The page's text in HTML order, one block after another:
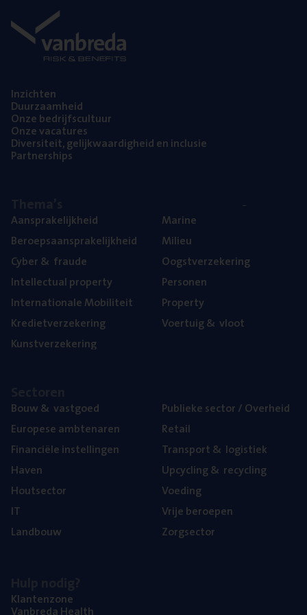
Inzich­ten
Duur­zaam­heid
Onze bedrijfs­cul­tuur
Onze vaca­tu­res
Diver­si­teit, gelijk­waar­dig­heid en inclusie
Part­ner­ships
Aan­spra­ke­lijk­heid
Beroeps­aan­spra­ke­lijk­heid
Cyber& fraude
Intel­lec­tu­al property
Inter­na­ti­o­na­le Mobiliteit
Kre­diet­ver­ze­ke­ring
Kunst­ver­ze­ke­ring
Mari­ne
Mili­eu
Oogst­ver­ze­ke­ring
Per­so­nen
Pro­per­ty
Voer­tuig& vloot
Bouw& vastgoed
Euro­pe­se ambtenaren
Finan­ci­ë­le instellingen
Haven
Hout­sec­tor
IT
Land­bouw
Publie­ke sec­tor / Overheid
Retail
Trans­port& logistiek
Upcy­cling& recycling
Voe­ding
Vrije beroe­pen
Zorg­sec­tor
Klan­ten­zo­ne
Van­b­re­da Health